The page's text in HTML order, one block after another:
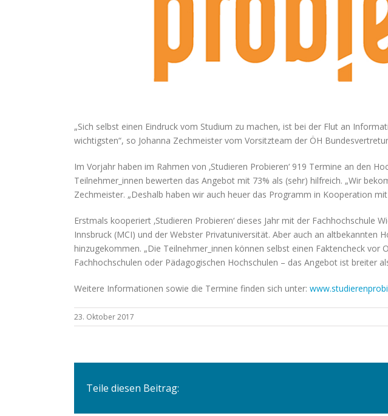
„Sich selbst einen Eindruck vom Studium zu machen, ist bei der Flut an
wichtigsten“, so Johanna Zechmeister vom Vorsitzteam der ÖH
Im Vorjahr haben im Rahmen von ‚Studieren Probieren‘ 919 Termine an den
Teilnehmer_innen bewerten das Angebot mit 73% als (sehr) hilfreich. „Wir
Zechmeister. „Deshalb haben wir auch heuer das Programm in Kooperation
Erstmals kooperiert ‚Studieren Probieren‘ dieses Jahr mit der Fachhochschule
Innsbruck (MCI) und der Webster Privatuniversität. Aber auch an altbekannten
hinzugekommen. „Die Teilnehmer_innen können selbst einen Faktencheck vor
Fachhochschulen oder Pädagogischen Hochschulen – das Angebot ist breiter
Weitere Informationen sowie die Termine finden sich unter:
23. Oktober 2017
Teile diesen Beitrag: